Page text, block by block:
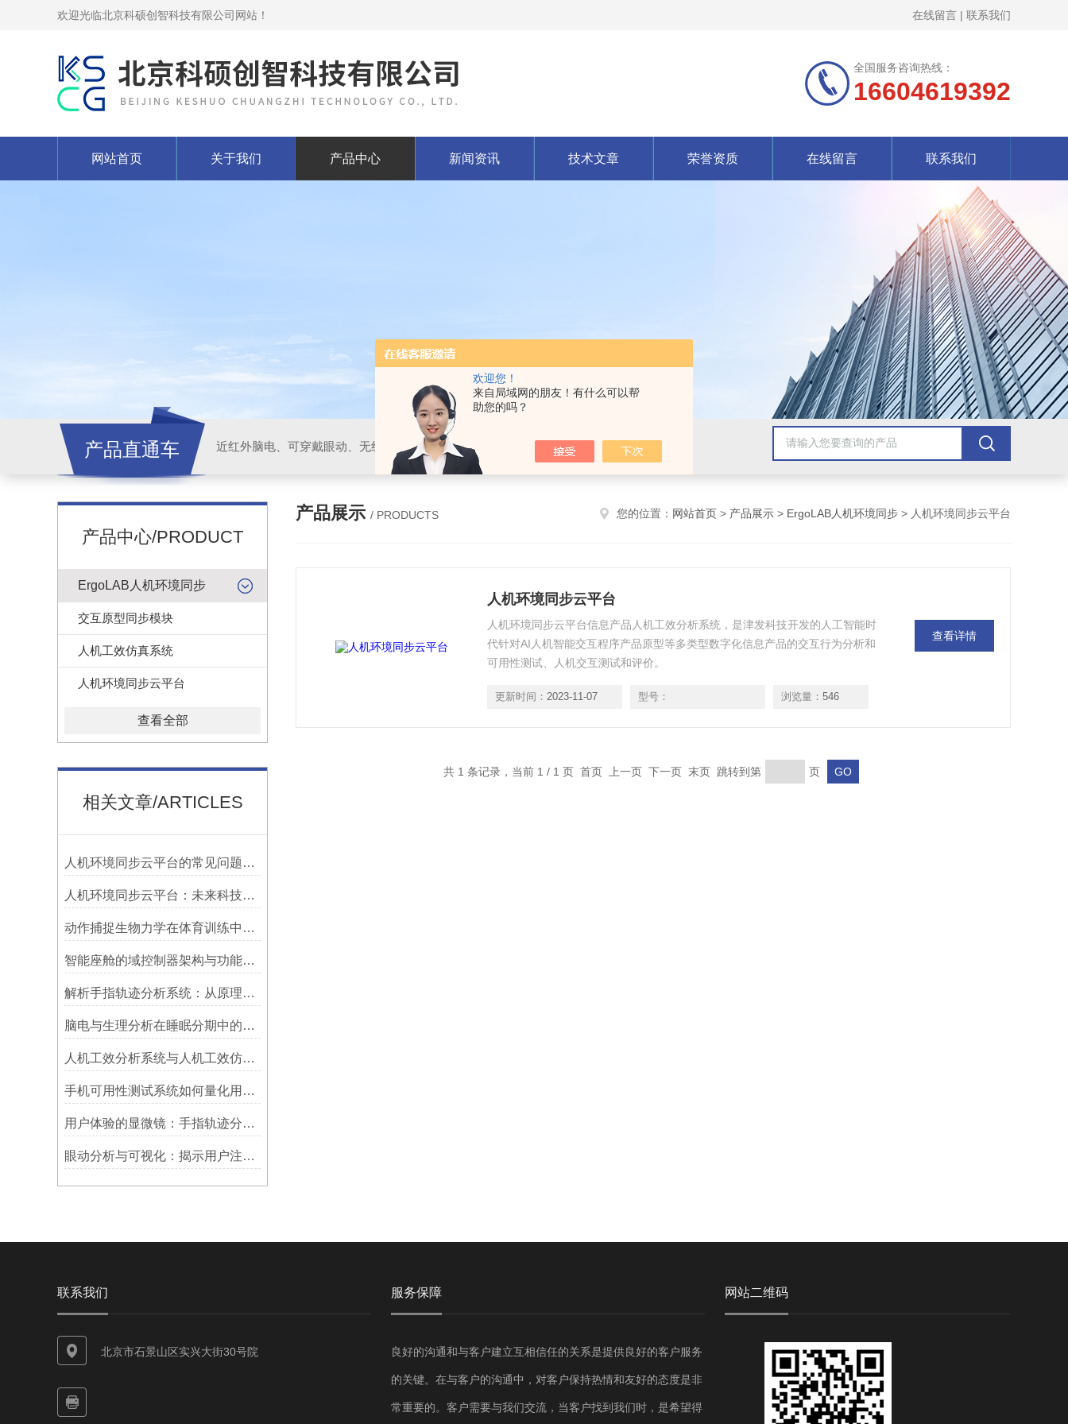
欢迎您！
来自局域网的朋友！有什么可以帮
助您的吗？
欢迎光临北京科硕创智科技有限公司网站！ 在线留言 | 联系我们
全国服务咨询热线：
16604619392
网站首页 关于我们 产品中心 新闻资讯 技术文章 荣誉资质 在线留言 联系我们
产品直通车 近红外脑电、可穿戴眼动、无线生理、动作捕捉、虚拟现实、人机交互、心理测评等
产品中心/PRODUCT
ErgoLAB人机环境同步
交互原型同步模块
人机工效仿真系统
人机环境同步云平台
查看全部
相关文章/ARTICLES
人机环境同步云平台的常见问题及解决方法
人机环境同步云平台：未来科技的关键组成
动作捕捉生物力学在体育训练中的应用
智能座舱的域控制器架构与功能集成
解析手指轨迹分析系统：从原理到实际操作
脑电与生理分析在睡眠分期中的特征融合算法
人机工效分析系统与人机工效仿真系统的区别分析
手机可用性测试系统如何量化用户体验？
用户体验的显微镜：手指轨迹分析系统如何洞察用户习惯？
眼动分析与可视化：揭示用户注意力的隐藏模式
产品展示 / PRODUCTS 您的位置： 网站首页 > 产品展示 > ErgoLAB人机环境同步 > 人机环境同步云平台
人机环境同步云平台
人机环境同步云平台信息产品人机工效分析系统，是津发科技开发的人工智能时
代针对AI人机智能交互程序产品原型等多类型数字化信息产品的交互行为分析和
可用性测试、人机交互测试和评价。
更新时间： 2023-11-07 型号： 浏览量： 546
查看详情
共 1 条记录，当前 1 / 1 页 首页 上一页 下一页 末页 跳转到第 页
联系我们
北京市石景山区实兴大街30号院
服务保障
良好的沟通和与客户建立互相信任的关系是提供良好的客户服务
的关键。在与客户的沟通中，对客户保持热情和友好的态度是非
常重要的。客户需要与我们交流，当客户找到我们时，是希望得
网站二维码